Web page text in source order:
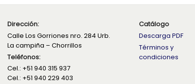
Dirección:
Calle Los Gorriones nro. 284 Urb.
La campiña – Chorrillos
Teléfonos:
Cel.: +51 940 315 937
Cel.: +51 940 229 403
Catálogo
Descarga PDF
Términos y
condiciones